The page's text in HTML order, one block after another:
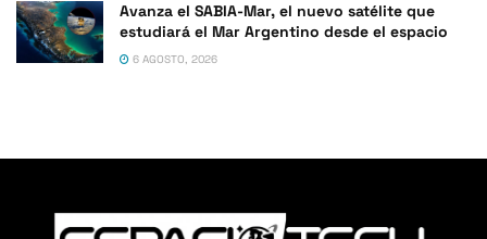
Avanza el SABIA-Mar, el nuevo satélite que
estudiará el Mar Argentino desde el espacio
6 AGOSTO, 2026